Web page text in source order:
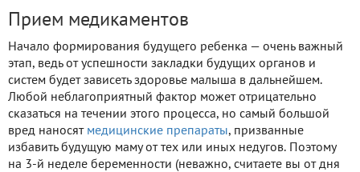
Прием медикаментов
Начало формирования будущего ребенка — очень важный
этап, ведь от успешности закладки будущих органов и
систем будет зависеть здоровье малыша в дальнейшем.
Любой неблагоприятный фактор может отрицательно
сказаться на течении этого процесса, но самый большой
вред наносят медицинские препараты, призванные
избавить будущую маму от тех или иных недугов. Поэтому
на 3-й неделе беременности (неважно, считаете вы от дня